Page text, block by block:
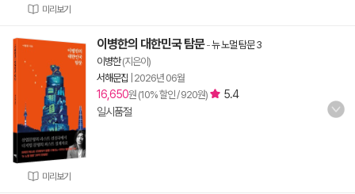
미리보기
미리보기
이병한의 대한민국 탐문-뉴 노멀 탐문 3
이병한(지은이)
서해문집 2026년 06월
16,650원 (10% 할인 / 920원)
5.4
일시품절